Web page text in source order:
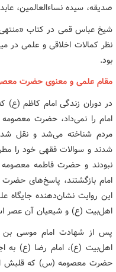
صدیقه، سیده نساءالعالمین،
شیخ عباس قمی در کتاب
نظر کمالات اخلاقی و علمی در
بود.
مقام علمی و معنوی حضرت
در دوران زندگی امام کاظم (ع)
امام را نمی‌داد، حضرت
مردم شناخته می‌شد و نقل
شدند و سوالات فقهی خود را
نبودند و حضرت فاطمه
امام بازگشتند، پاسخ‌های حضرت
این روایت نشان‌دهنده
اهل‌بیت (ع) و شیعیان آن عصر
پس از شهادت امام موسی بن
اهل‌بیت (ع)، امام رضا (ع) به